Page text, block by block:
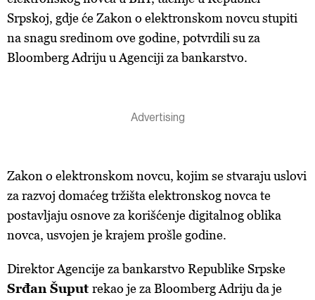
Srpskoj, gdje će Zakon o elektronskom novcu stupiti
na snagu sredinom ove godine, potvrdili su za
Bloomberg Adriju u Agenciji za bankarstvo.
Zakon o elektronskom novcu, kojim se stvaraju uslovi
za razvoj domaćeg tržišta elektronskog novca te
postavljaju osnove za korišćenje digitalnog oblika
novca, usvojen je krajem prošle godine.
Direktor Agencije za bankarstvo Republike Srpske
Srđan Šuput rekao je za Bloomberg Adriju da je